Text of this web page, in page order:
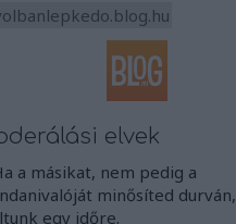
elvek
a másikat, nem pedig a
minősíted durván,
egy időre.